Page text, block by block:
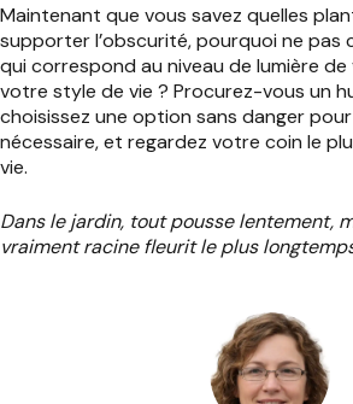
Maintenant que vous savez quelles
supporter l’obscurité, pourquoi ne pas
qui correspond au niveau de lumière
votre style de vie ? Procurez-vous un
choisissez une option sans danger pour
nécessaire, et regardez votre coin le
vie.
Dans le jardin, tout pousse lentement,
vraiment racine fleurit le plus